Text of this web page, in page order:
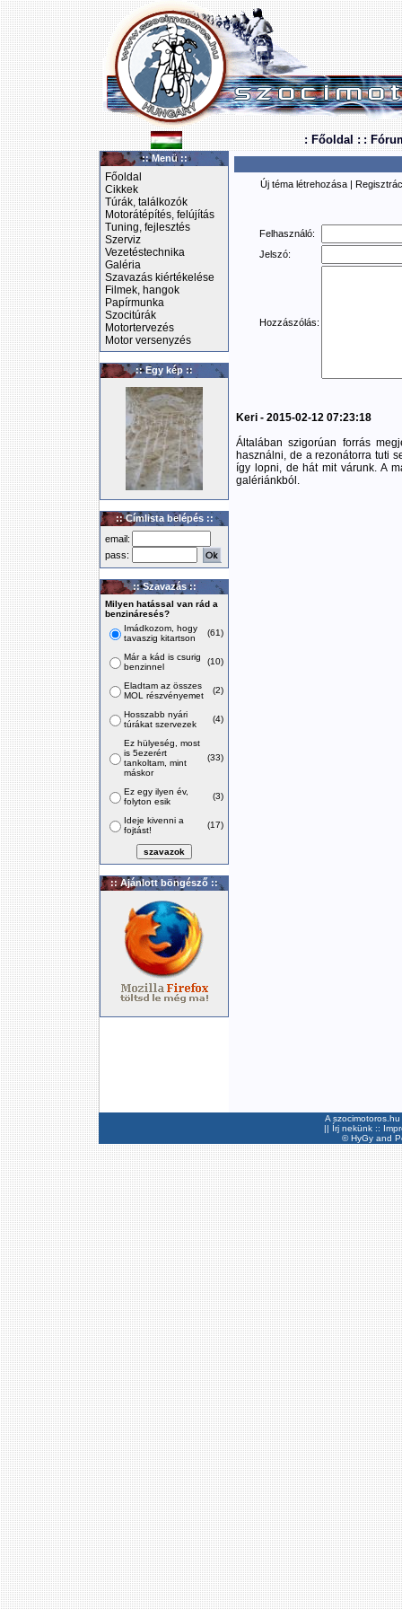
: Főoldal : :
:: Menü ::
Főoldal
Cikkek
Túrák, találkozók
Motorátépítés, felújítás
Tuning, fejlesztés
Szerviz
Vezetéstechnika
Galéria
Szavazás kiértékelése
Filmek, hangok
Papírmunka
Szocitúrák
Motortervezés
Motor versenyzés
:: Egy kép ::
:: Címlista belépés ::
email:
pass:
:: Szavazás ::
Milyen hatással van rád a
benzináresés?
Imádkozom, hogy
tavaszig kitartson
(61)
Már a kád is csurig
benzinnel
(10)
Eladtam az összes
MOL részvényemet
(2)
Hosszabb nyári
túrákat szervezek
(4)
Ez hülyeség, most
is 5ezerért
tankoltam, mint
máskor
(33)
Ez egy ilyen év,
folyton esik
(3)
Ideje kivenni a
fojtást!
(17)
:: Ajánlott böngésző ::
Új téma létrehozása |
Felhasználó:
Jelszó:
Hozzászólás:
Keri - 2015-02-12 07:23:18
Általában szigorúan forrás
használni, de a rezonátorra tuti
így lopni, de hát mit várunk. A
galériánkból.
A
|| Írj nekünk ::
©HyGyand